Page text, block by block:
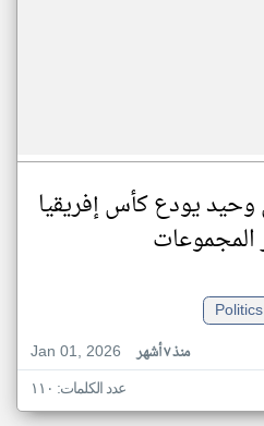
يودع كأس إفريقيا
Politics
Jan 01, 2026
منذ ٧ أشهر
عدد الكلمات: ١١٠